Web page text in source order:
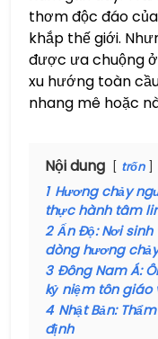
thơm độc đáo
khắp thế giới.
được ưa chuộng
xu hướng toàn
nhang mê hoặc
Nội dung trốn
1 Hương chảy
thực hành tâm
2 Ấn Độ: Nơi
dòng hương
3 Đông Nam Á:
kỷ niệm tôn giáo
4 Nhật Bản:
định